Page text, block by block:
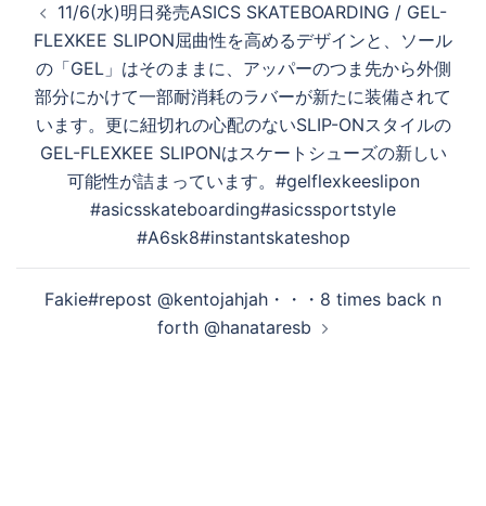
稿
ナ
ビ
ゲ
11/6(水)明日発売 ASICS SKATEBOARDING / GEL-
FLEXKEE SLIPON 屈曲性を高めるデザインと、ソール
の「GEL」はそのままに、アッパーのつま先から外側
部分にかけて一部耐消耗のラバーが新たに装備されて
います。更に紐切れの心配のないSLIP-ONスタイルの
GEL-FLEXKEE SLIPONはスケートシューズの新しい
可能性が詰まっています。 #gelflexkeeslipon
#asicsskateboarding #asicssportstyle
#A6sk8 #instantskateshop
Fakie️#repost @kentojahjah・・・8 times back n
forth @hanataresb